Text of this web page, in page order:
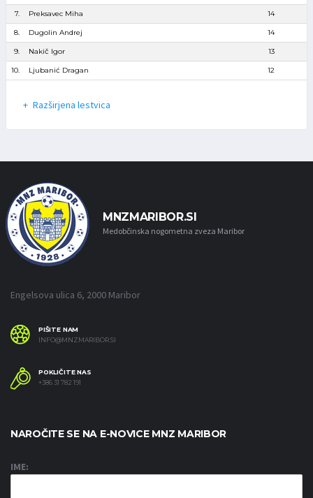
7. Preksavec Miha 14
8. Dugolin Andrej 14
9. Nakič Igor 13
10. Ljubanić Dragan 12
Razširjena lestvica
MNZMARIBOR.SI
Medobčinska nogometna zveza Maribor
Engelsova ulica 6, 2000 Maribor
PIŠITE NAM
INFO@MNZMARIBOR.SI
POKLIČITE NAS
+386 31 782 191
NAROČITE SE NA E-NOVICE MNZ MARIBOR
IME: